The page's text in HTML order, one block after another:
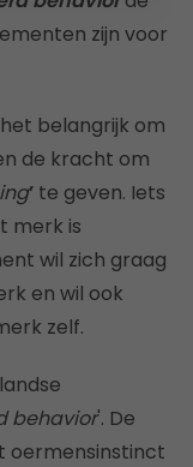
zijn voor
belangrijk om
de kracht om
’ te geven. Iets
merk is
wil zich graag
en wil ook
zelf.
behavior'. De
oermensinstinct